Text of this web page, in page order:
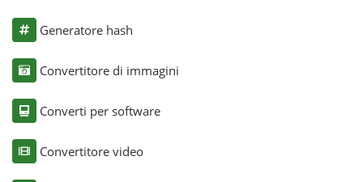
Generatore hash
Convertitore di immagini
Converti per software
Convertitore video